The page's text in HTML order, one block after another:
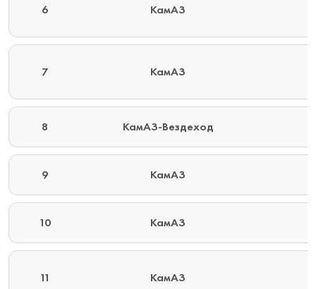
6 КамАЗ
7 КамАЗ
8 КамАЗ-Вездеход
9 КамАЗ
10 КамАЗ
11 КамАЗ